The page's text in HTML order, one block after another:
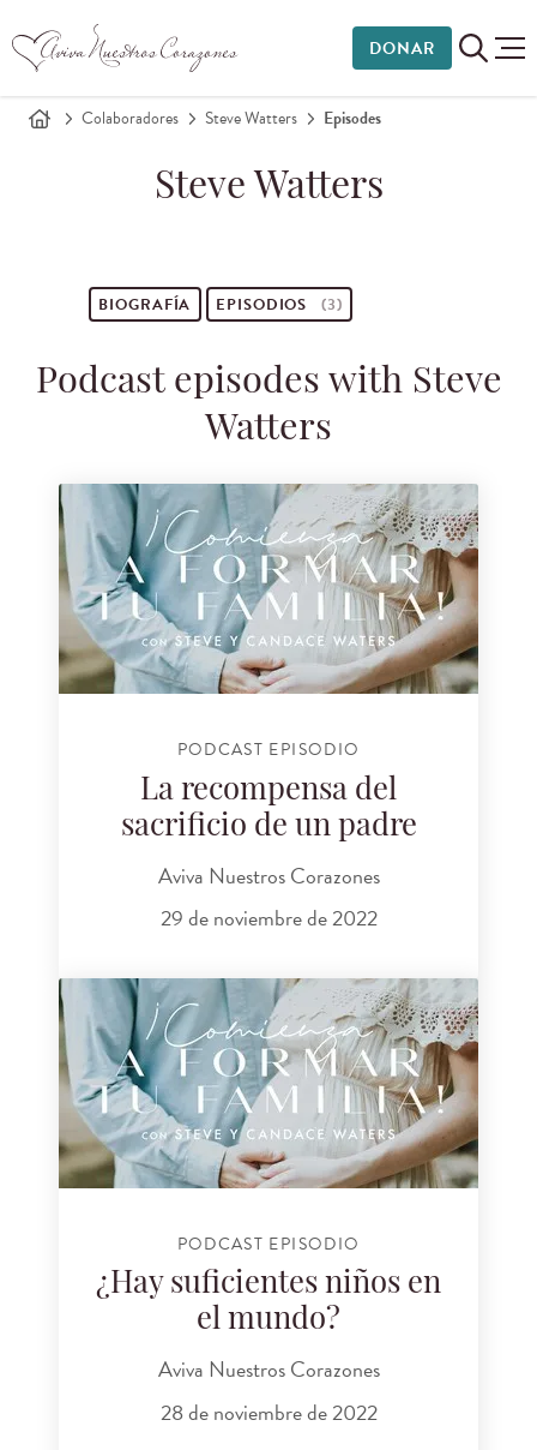
DONAR
Colaboradores Steve Watters Episodes
Steve Watters
BIOGRAFÍA EPISODIOS (3)
Podcast episodes with Steve
Watters
PODCAST EPISODIO
La recompensa del
sacrificio de un padre
Aviva Nuestros Corazones
29 de noviembre de 2022
PODCAST EPISODIO
¿Hay suficientes niños en
el mundo?
Aviva Nuestros Corazones
28 de noviembre de 2022